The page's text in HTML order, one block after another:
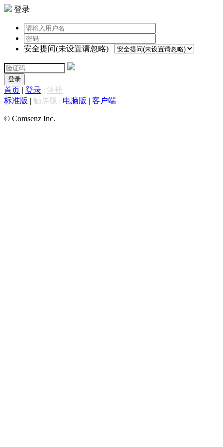
登录
安全提问(未设置请忽略)
登录
首页 | 登录 | 注册
标准版 | 触屏版 | 电脑版 | 客户端
© Comsenz Inc.